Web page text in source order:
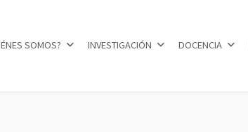
su idioma
SOMOS? INVESTIGACIÓN DOCENCIA